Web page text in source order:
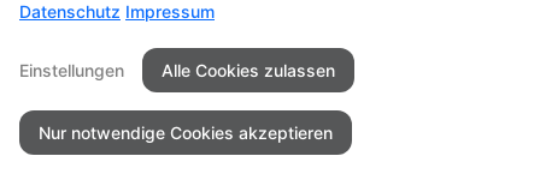
Datenschutz Impressum
Einstellungen Alle Cookies zulassen
Nur notwendige Cookies akzeptieren